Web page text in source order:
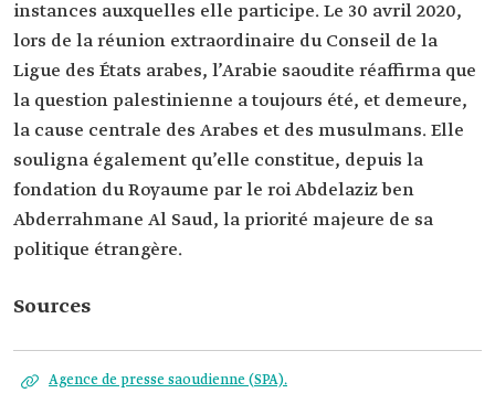
instances auxquelles elle participe. Le 30 avril 2020,
lors de la réunion extraordinaire du Conseil de la
Ligue des États arabes, l’Arabie saoudite réaffirma que
la question palestinienne a toujours été, et demeure,
la cause centrale des Arabes et des musulmans. Elle
souligna également qu’elle constitue, depuis la
fondation du Royaume par le roi Abdelaziz ben
Abderrahmane Al Saud, la priorité majeure de sa
politique étrangère.
Sources
Agence de presse saoudienne (SPA).